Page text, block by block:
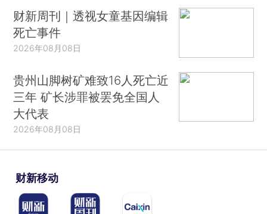
财新周刊｜透视女童基因编辑
死亡事件
2026年08月08日
贵州山脚树矿难致16人死亡近
三年 矿长涉罪被罢免全国人
大代表
2026年08月08日
财新移动